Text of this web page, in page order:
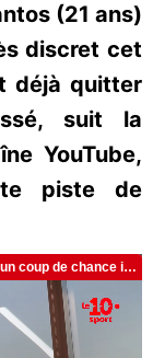
(21 ans)
discret cet
déjà quitter
suit la
YouTube,
piste de